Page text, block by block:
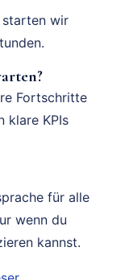
starten wir
Fortschritte
klare KPIs
für alle
wenn du
kannst.